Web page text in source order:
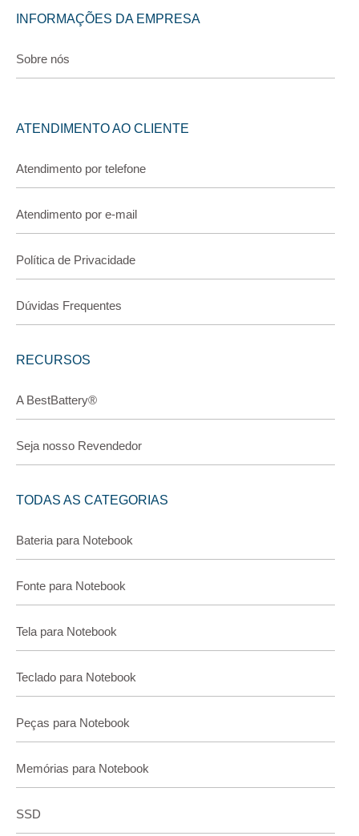
INFORMAÇÕES DA EMPRESA
Sobre nós
ATENDIMENTO AO CLIENTE
Atendimento por telefone
Atendimento por e-mail
Política de Privacidade
Dúvidas Frequentes
RECURSOS
A BestBattery®
Seja nosso Revendedor
TODAS AS CATEGORIAS
Bateria para Notebook
Fonte para Notebook
Tela para Notebook
Teclado para Notebook
Peças para Notebook
Memórias para Notebook
SSD